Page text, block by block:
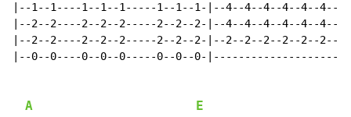
|--1--1----1--1--1-----1--1--1-|--4--4--4--4--4--4--
|--2--2----2--2--2-----2--2--2-|--4--4--4--4--4--4--
|--2--2----2--2--2-----2--2--2-|--2--2--2--2--2--2--
|--0--0----0--0--0-----0--0--0-
A
E